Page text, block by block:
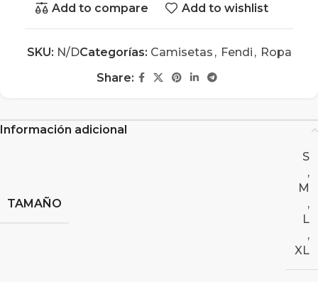
Add to compare Add to wishlist
SKU: N/DCategorías: Camisetas , Fendi , Ropa
Share:
Información adicional
TAMAÑO
S
,
M
,
L
,
XL